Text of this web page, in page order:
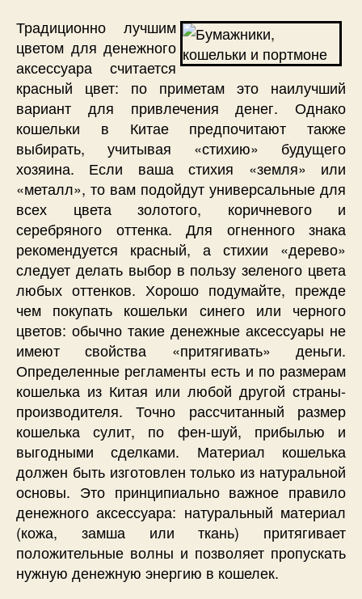
Традиционно лучшим
цветом для денежного
аксессуара считается
красный цвет: по приметам это наилучший
вариант для привлечения денег. Однако
кошельки в Китае предпочитают также
выбирать, учитывая «стихию» будущего
хозяина. Если ваша стихия «земля» или
«металл», то вам подойдут универсальные для
всех цвета золотого, коричневого и
серебряного оттенка. Для огненного знака
рекомендуется красный, а стихии «дерево»
следует делать выбор в пользу зеленого цвета
любых оттенков. Хорошо подумайте, прежде
чем покупать кошельки синего или черного
цветов: обычно такие денежные аксессуары не
имеют свойства «притягивать» деньги.
Определенные регламенты есть и по размерам
кошелька из Китая или любой другой страны-
производителя. Точно рассчитанный размер
кошелька сулит, по фен-шуй, прибылью и
выгодными сделками. Материал кошелька
должен быть изготовлен только из натуральной
основы. Это принципиально важное правило
денежного аксессуара: натуральный материал
(кожа, замша или ткань) притягивает
положительные волны и позволяет пропускать
нужную денежную энергию в кошелек.